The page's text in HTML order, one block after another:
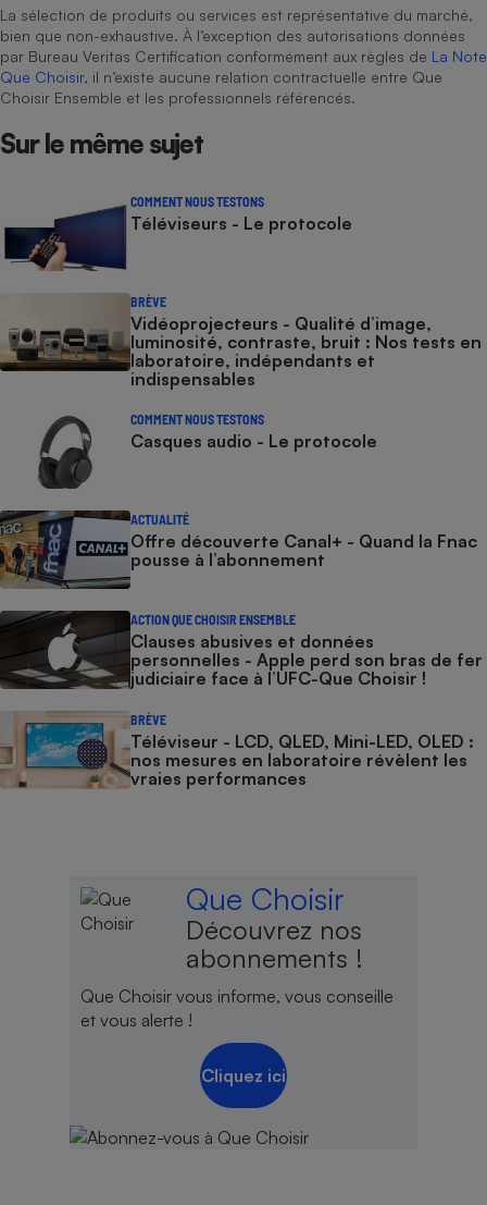
La sélection de produits ou services est représentative du marché,
bien que non-exhaustive. À l’exception des autorisations données
par Bureau Veritas Certification conformément aux règles de La Note
Que Choisir, il n’existe aucune relation contractuelle entre Que
Choisir Ensemble et les professionnels référencés.
Sur le même sujet
COMMENT NOUS TESTONS
Téléviseurs - Le protocole
BRÈVE
Vidéoprojecteurs - Qualité d’image,
luminosité, contraste, bruit : Nos tests en
laboratoire, indépendants et
indispensables
COMMENT NOUS TESTONS
Casques audio - Le protocole
ACTUALITÉ
Offre découverte Canal+ - Quand la Fnac
pousse à l’abonnement
ACTION QUE CHOISIR ENSEMBLE
Clauses abusives et données
personnelles - Apple perd son bras de fer
judiciaire face à l’UFC-Que Choisir !
BRÈVE
Téléviseur - LCD, QLED, Mini-LED, OLED :
nos mesures en laboratoire révèlent les
vraies performances
Que Choisir
Découvrez nos
abonnements !
Que Choisir vous informe, vous conseille
et vous alerte !
Cliquez ici